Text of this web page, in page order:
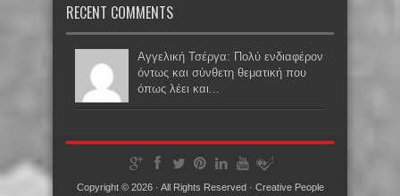
RECENT COMMENTS
Αγγελική Τσέργα: Πολύ ενδιαφέρον
όντως και σύνθετη θεματική που
όπως λέει και...
Copyright © 2026 · All Rights Reserved · Creative People